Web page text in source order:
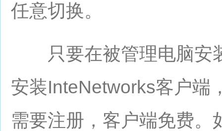
任意切换。
只要在被管理电脑安
安装InteNetworks客户端
需要注册，客户端免费。